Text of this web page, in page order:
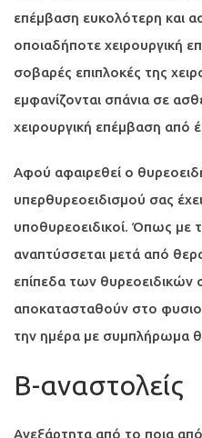
επέμβαση ευκολότερη και
οποιαδήποτε χειρουργική
σοβαρές επιπλοκές της
εμφανίζονται σπάνια σε
χειρουργική επέμβαση από
Αφού αφαιρεθεί ο
υπερθυρεοειδισμού σας
υποθυρεοειδικοί. Όπως με
αναπτύσσεται μετά από
επίπεδα των
αποκατασταθούν στο
την ημέρα με συμπλήρωμα
B-αναστολείς
Ανεξάρτητα από το ποια